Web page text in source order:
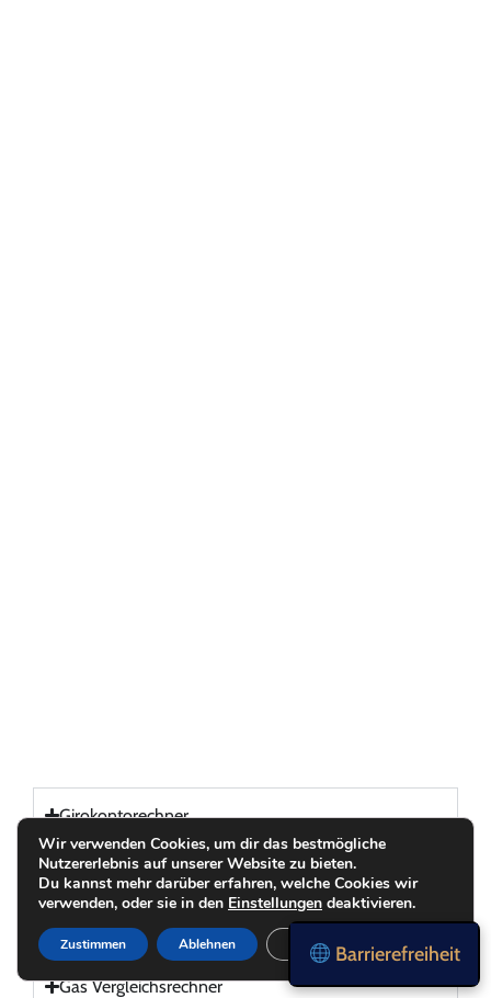
Girokontorechner
Internet Vergleichsrechner
Strom Vergleichsrechner
Gas Vergleichsrechner
Barrierefreiheit
Wir verwenden Cookies, um dir das bestmögliche
Nutzererlebnis auf unserer Website zu bieten.
Du kannst mehr darüber erfahren, welche Cookies wir
verwenden, oder sie in den Einstellungen deaktivieren.
Zustimmen Ablehnen Einstellungen